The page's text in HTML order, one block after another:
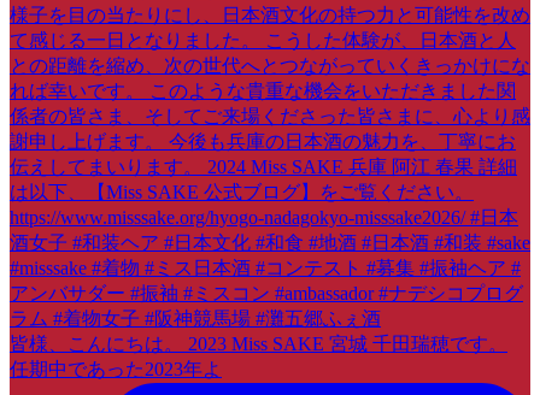
皆様、こんにちは。 2023 Miss SAKE 宮城 千田瑞穂です。
任期中であった2023年よ